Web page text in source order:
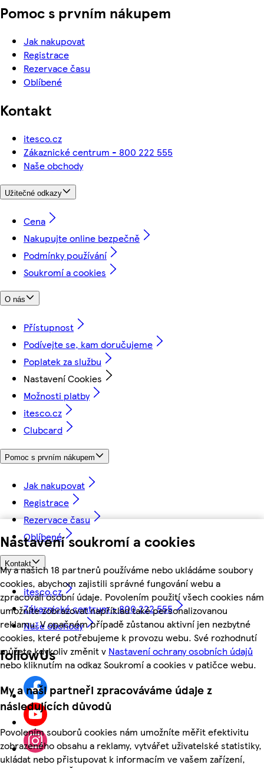
Nastavení soukromí a cookies
My a našich 18 partnerů používáme nebo ukládáme soubory
cookies, abychom zajistili správné fungování webu a
zpracovali osobní údaje. Povolením použití všech cookies nám
umožníte zobrazovat například také personalizovanou
reklamu. V opačném případě zůstanou aktivní jen nezbytné
cookies, které potřebujeme k provozu webu. Své rozhodnutí
můžete kdykoliv změnit v Nastavení ochrany osobních údajů
nebo kliknutím na odkaz Soukromí a cookies v patičce webu.
My a naši partneři zpracováváme údaje z
následujících důvodů
Povolením souborů cookies nám umožníte měřit efektivitu
zobrazeného obsahu a reklamy, vytvářet uživatelské statistiky,
ukládat nebo přistupovat k informacím ve vašem zařízení,
Pomoc s prvním nákupem
Jak nakupovat
Registrace
Rezervace času
Oblíbené
Kontakt
itesco.cz
Zákaznické centrum - 800 222 555
Naše obchody
Užitečné odkazy
Cena
Nakupujte online bezpečně
Podmínky používání
Soukromí a cookies
O nás
Přístupnost
Podívejte se, kam doručujeme
Poplatek za službu
Nastavení Cookies
Možnosti platby
itesco.cz
Clubcard
Pomoc s prvním nákupem
Jak nakupovat
Registrace
Rezervace času
Oblíbené
Kontakt
itesco.cz
Zákaznické centrum - 800 222 555
Naše obchody
followUs